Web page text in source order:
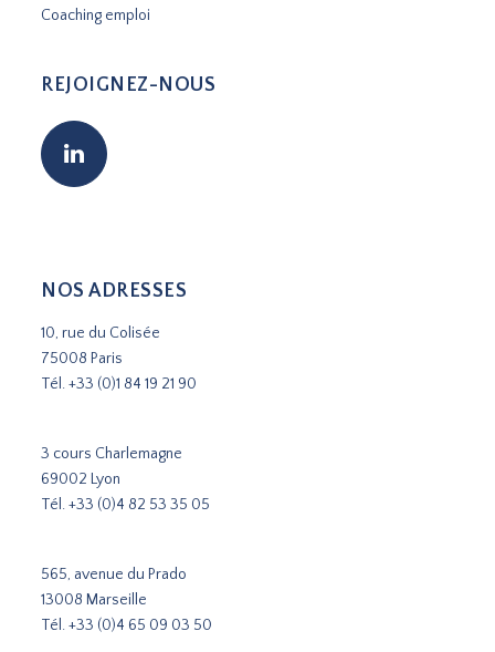
Coaching emploi
REJOIGNEZ-NOUS
NOS ADRESSES
10, rue du Colisée
75008 Paris
Tél.+33 (0)1 84 19 21 90
3 cours Charlemagne
69002 Lyon
Tél.+33 (0)4 82 53 35 05
565, avenue du Prado
13008 Marseille
Tél.+33 (0)4 65 09 03 50